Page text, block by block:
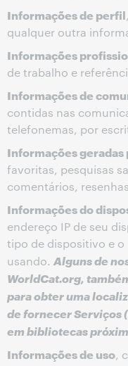
Informações de perfil
qualquer outra
Informações
de trabalho e
Informações de
contidas nas
telefonemas, por
Informações geradas
favoritas, pesquisas
comentários,
Informações do
endereço IP de seu
tipo de dispositivo e
usando. Alguns de
WorldCat.org,
para obter uma
de fornecer Serviços
em bibliotecas
Informações de uso,